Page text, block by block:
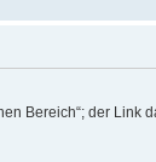
Bereich“; der Link